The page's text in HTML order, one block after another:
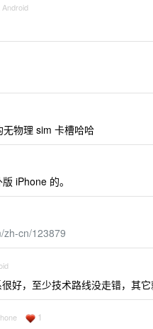
物理 sim 卡槽哈哈
iPhone 的。
zh-cn/123879
好，至少技术路线没走错，其
1